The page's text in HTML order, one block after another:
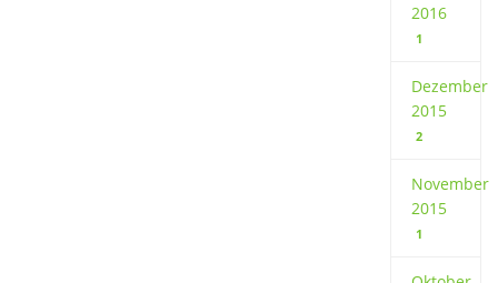
2016
1
Dezember
2015
2
November
2015
1